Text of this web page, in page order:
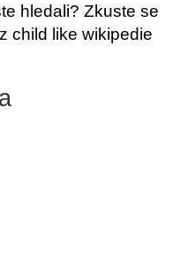
hledali? Zkuste se
child like wikipedie